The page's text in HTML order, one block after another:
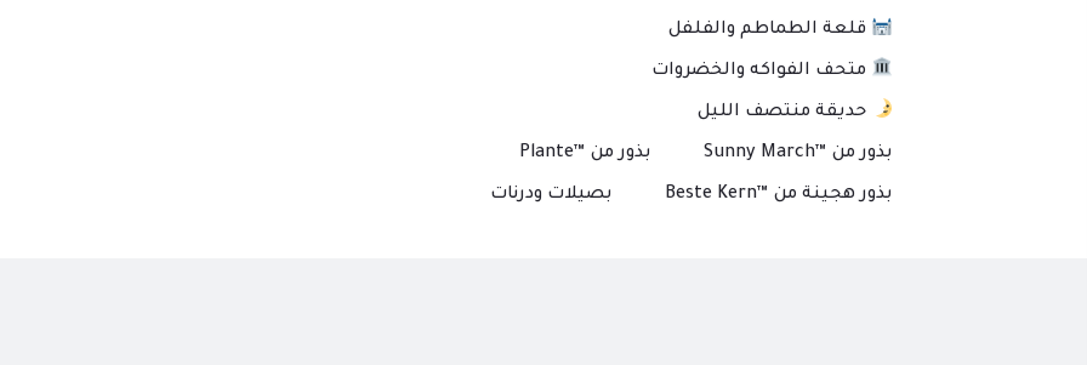
قلعة الطماطم والفلفل
متحف الفواكه والخضروات
حديقة منتصف الليل
بذور من ™Sunny March بذور من ™Plante
بذور هجينة من ™Beste Kern بصيلات ودرنات